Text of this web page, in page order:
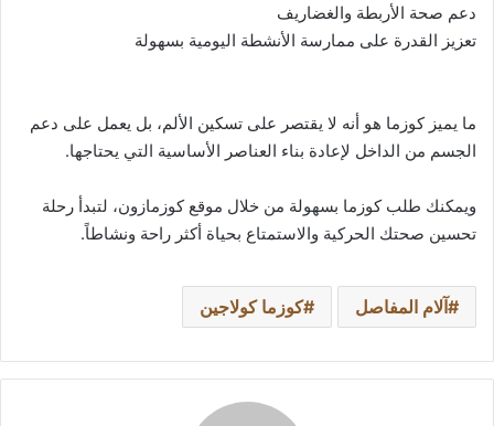
دعم صحة الأربطة والغضاريف
تعزيز القدرة على ممارسة الأنشطة اليومية بسهولة
ما يميز كوزما هو أنه لا يقتصر على تسكين الألم، بل يعمل على دعم
الجسم من الداخل لإعادة بناء العناصر الأساسية التي يحتاجها.
ويمكنك طلب كوزما بسهولة من خلال موقع كوزمازون، لتبدأ رحلة
تحسين صحتك الحركية والاستمتاع بحياة أكثر راحة ونشاطاً.
آلام المفاصل كوزما كولاجين